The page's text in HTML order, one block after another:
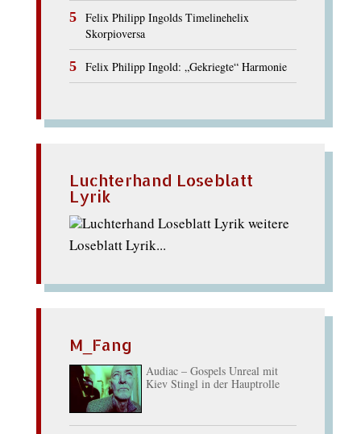
Felix Philipp Ingolds Timelinehelix
Skorpioversa
Felix Philipp Ingold: „Gekriegte“ Harmonie
Luchterhand Loseblatt
Lyrik
weitere
Loseblatt Lyrik...
M_Fang
Audiac – Gospels Unreal mit
Kiev Stingl in der Hauptrolle